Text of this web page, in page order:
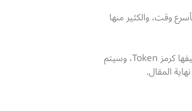
وقت، والكثير منها
الفارق الوحيد بين هذه الطريقة والطرق الأخرى التي سنتحدث عنها في المقال أن عملتك الرقمية سيتم تصنيفها كرمز Token، وسيتم